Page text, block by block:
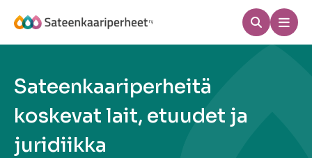
sisältöön
Haku
Sateenkaariperheitä
koskevat lait, etuudet ja
juridiikka